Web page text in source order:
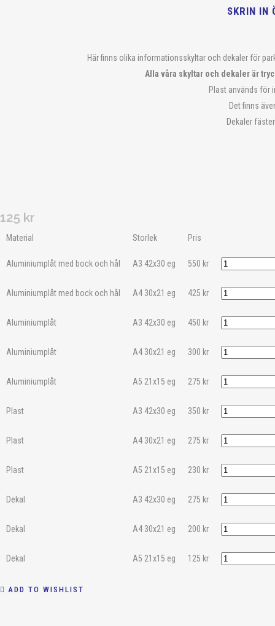
SKRIN IN
Här finns olika informationsskyltar och dekaler för
Alla våra skyltar och dekaler är
Plast används för
Det finns
Dekaler
125 kr
Material Storlek Pris
Aluminiumplåt med bock och hål A3 42x30 eg 550 kr
Aluminiumplåt med bock och hål A4 30x21 eg 425 kr
Aluminiumplåt A3 42x30 eg 450 kr
Aluminiumplåt A4 30x21 eg 300 kr
Aluminiumplåt A5 21x15 eg 275 kr
Plast A3 42x30 eg 350 kr
Plast A4 30x21 eg 275 kr
Plast A5 21x15 eg 230 kr
Dekal A3 42x30 eg 275 kr
Dekal A4 30x21 eg 200 kr
Dekal A5 21x15 eg 125 kr
ADD TO WISHLIST